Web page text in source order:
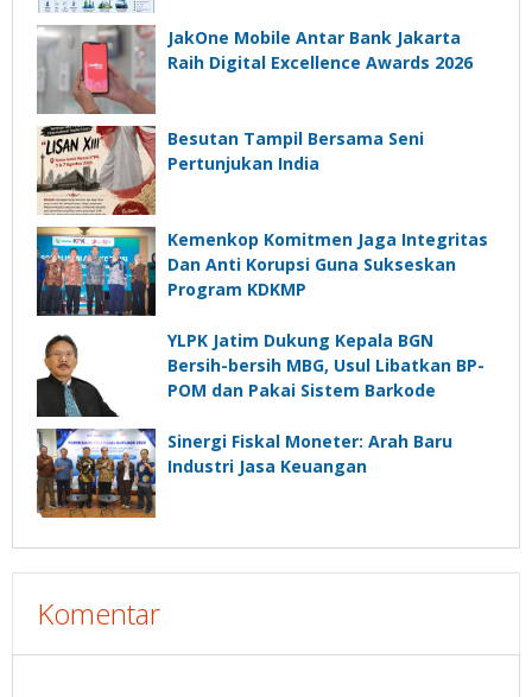
JakOne Mobile Antar Bank Jakarta
Raih Digital Excellence Awards 2026
Besutan Tampil Bersama Seni
Pertunjukan India
Kemenkop Komitmen Jaga Integritas
Dan Anti Korupsi Guna Sukseskan
Program KDKMP
YLPK Jatim Dukung Kepala BGN
Bersih-bersih MBG, Usul Libatkan BP-
POM dan Pakai Sistem Barkode
Sinergi Fiskal Moneter: Arah Baru
Industri Jasa Keuangan
Komentar